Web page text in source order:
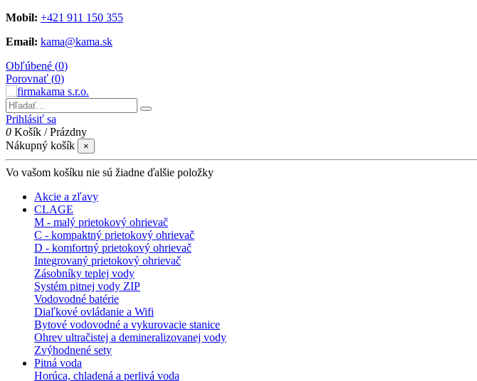
Mobil: +421 911 150 355
Email: kama@kama.sk
Obľúbené (0)
Porovnať (0)
Prihlásiť sa
0 Košík /Prázdny
Nákupný košík
×
Vo vašom košíku nie sú žiadne ďalšie položky
Akcie a zľavy
CLAGE
M - malý prietokový ohrievač
C - kompaktný prietokový ohrievač
D - komfortný prietokový ohrievač
Integrovaný prietokový ohrievač
Zásobníky teplej vody
Systém pitnej vody ZIP
Vodovodné batérie
Diaľkové ovládanie a Wifi
Bytové vodovodné a vykurovacie stanice
Ohrev ultračistej a demineralizovanej vody
Zvýhodnené sety
Pitná voda
Horúca, chladená a perlivá voda